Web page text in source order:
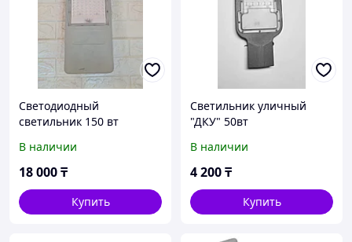
Светодиодный
светильник 150 вт
В наличии
18 000₸
Купить
Светильник уличный
"ДКУ" 50вт
В наличии
4 200₸
Купить